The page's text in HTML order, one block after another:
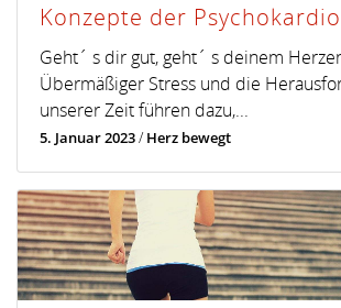
Konzepte der
Geht´ s dir gut, geht´ s deinem
Übermäßiger Stress und die
unserer Zeit führen dazu,...
5. Januar 2023/Herz bewegt